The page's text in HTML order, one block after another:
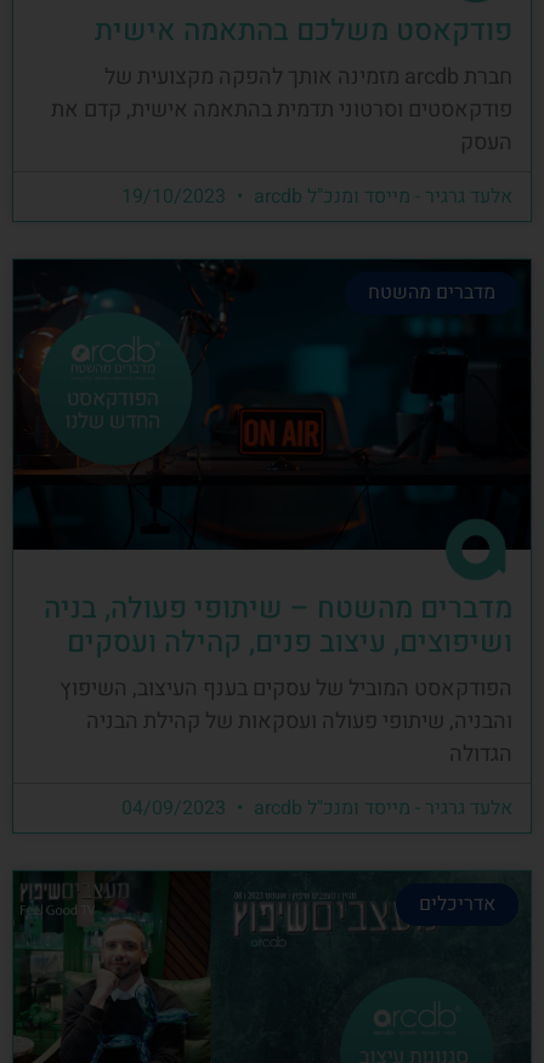
פודקאסט משלכם בהתאמה אישית
חברת arcdb מזמינה אותך להפקה מקצועית של
פודקאסטים וסרטוני תדמית בהתאמה אישית, קדם את
העסק
אלעד גרגיר - מייסד ומנכ"ל arcdb
מדברים מהשטח
מדברים מהשטח – שיתופי פעולה, בניה
ושיפוצים, עיצוב פנים, קהילה ועסקים
הפודקאסט המוביל של עסקים בענף העיצוב, השיפוץ
והבניה, שיתופי פעולה ועסקאות של קהילת הבניה
הגדולה
אלעד גרגיר - מייסד ומנכ"ל arcdb
אדריכלים